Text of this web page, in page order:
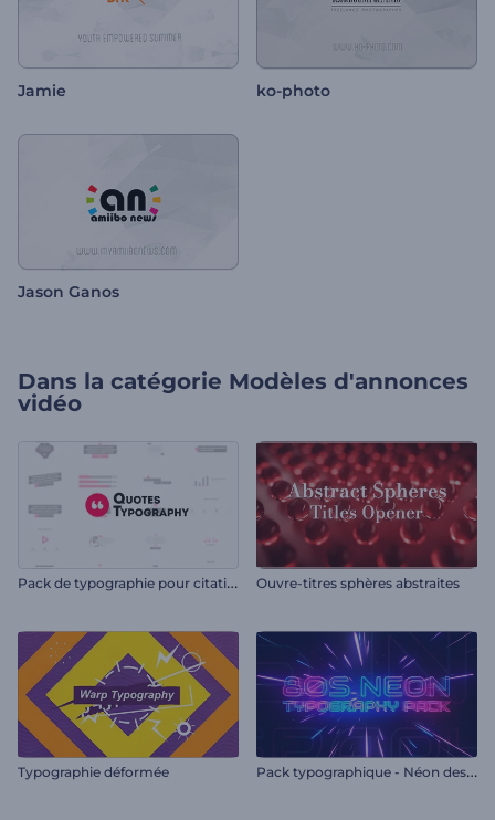
Jamie ko-photo
Jason Ganos
Dans la catégorie Modèles d'annonces
vidéo
P
ack de typographie pour citations Ouvre-titres sphères abstraites
Typographie déformée P
ack typographique - Néon des années 80